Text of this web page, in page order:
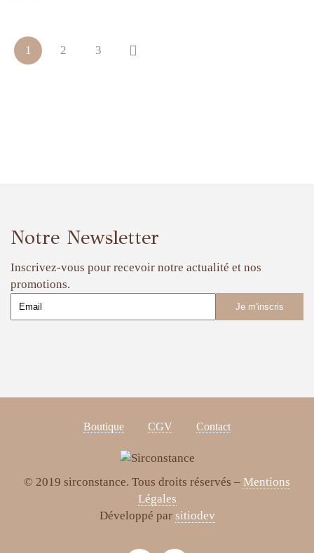
1 2 3
Notre Newsletter
Inscrivez-vous pour recevoir notre actualité et nos
promotions.
Boutique CGV Contact
© 2019 sirconstance. Tous droits réservés – Mentions
Légales
Développé par sitiodev